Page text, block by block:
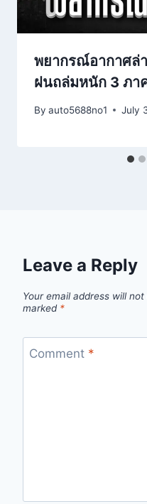
พยากรณ์อากาศล่
ฝนถล่มหนัก 3 ภา
By auto5688no1 July
Leave a Reply
Your email address will not
marked *
Comment *